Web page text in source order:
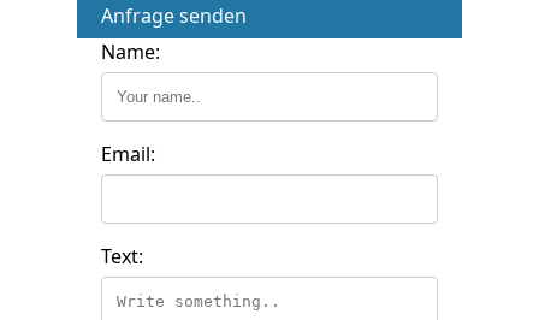
Anfrage senden
Name:
Email:
Text: